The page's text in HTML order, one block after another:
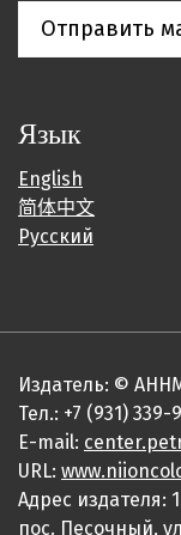
Отправить
Язык
English
简体中文
Русский
Издатель: ©
Тел.: +7 (931) 339-
E-mail:
URL:
Адрес издателя:
пос. Песочный,